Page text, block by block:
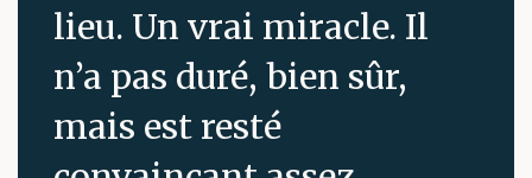
lieu. Un vrai miracle. Il
n’a pas duré, bien sûr,
mais est resté